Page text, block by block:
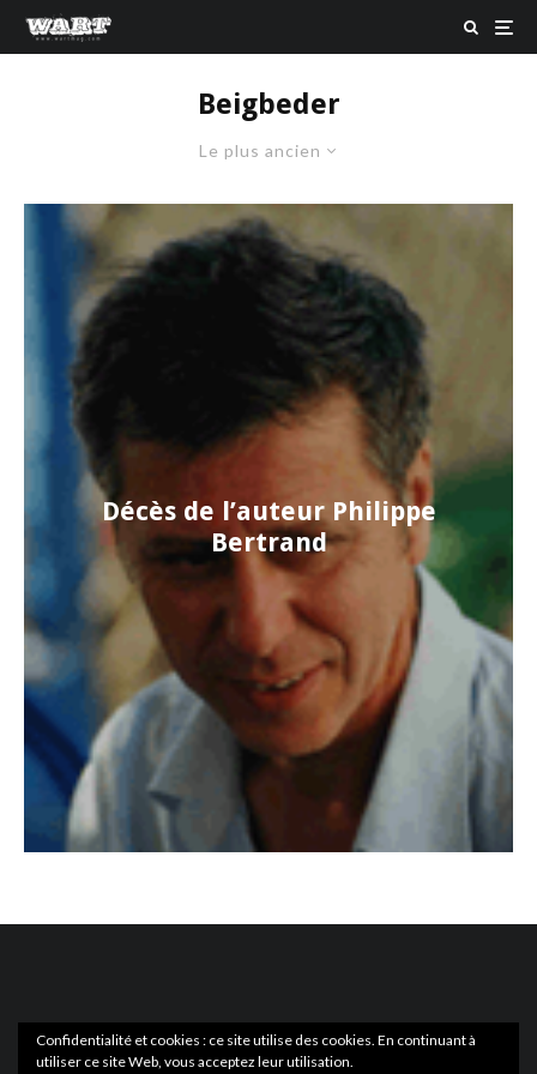
Beigbeder
Le plus ancien
Décès de l’auteur Philippe
Bertrand
Confidentialité et cookies : ce site utilise des cookies. En continuant à
utiliser ce site Web, vous acceptez leur utilisation.